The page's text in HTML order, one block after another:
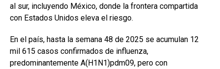
al sur, incluyendo México, donde la frontera compartida
con Estados Unidos eleva el riesgo.
En el país, hasta la semana 48 de 2025 se acumulan 12
mil 615 casos confirmados de influenza,
predominantemente A(H1N1)pdm09, pero con